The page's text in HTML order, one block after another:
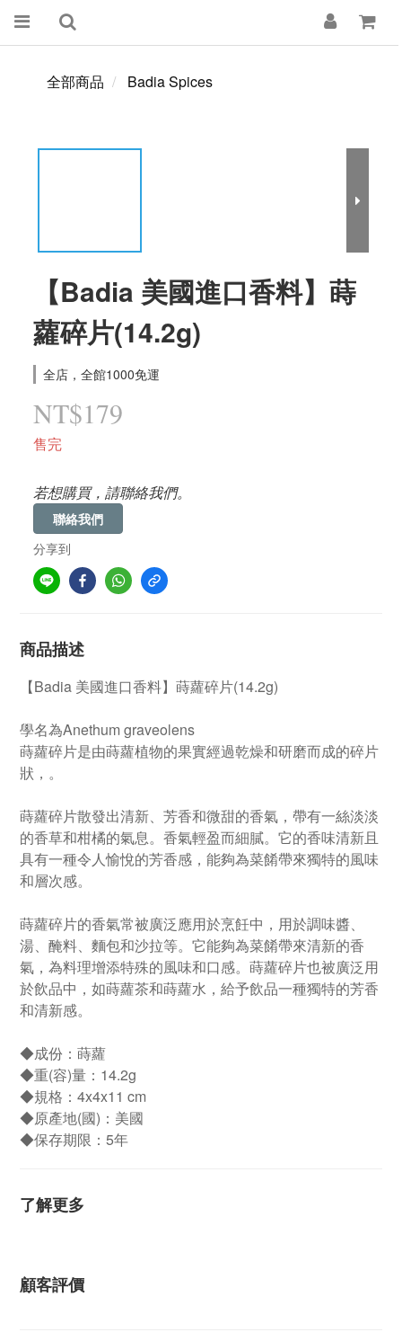
全部商品 Badia Spices
【Badia 美國進口香料】蒔
蘿碎片(14.2g)
全店，全館1000免運
NT$179
售完
若想購買，請聯絡我們。
聯絡我們
分享到
商品描述
【Badia 美國進口香料】蒔蘿碎片(14.2g)
學名為Anethum graveolens
蒔蘿碎片是由蒔蘿植物的果實經過乾燥和研磨而成的碎片
狀，。
蒔蘿碎片散發出清新、芳香和微甜的香氣，帶有一絲淡淡
的香草和柑橘的氣息。香氣輕盈而細膩。它的香味清新且
具有一種令人愉悅的芳香感，能夠為菜餚帶來獨特的風味
和層次感。
蒔蘿碎片的香氣常被廣泛應用於烹飪中，用於調味醬、
湯、醃料、麵包和沙拉等。它能夠為菜餚帶來清新的香
氣，為料理增添特殊的風味和口感。蒔蘿碎片也被廣泛用
於飲品中，如蒔蘿茶和蒔蘿水，給予飲品一種獨特的芳香
和清新感。
◆成份：蒔蘿
◆重(容)量：14.2g
◆規格：4x4x11 cm
◆原產地(國)：美國
◆保存期限：5年
了解更多
顧客評價